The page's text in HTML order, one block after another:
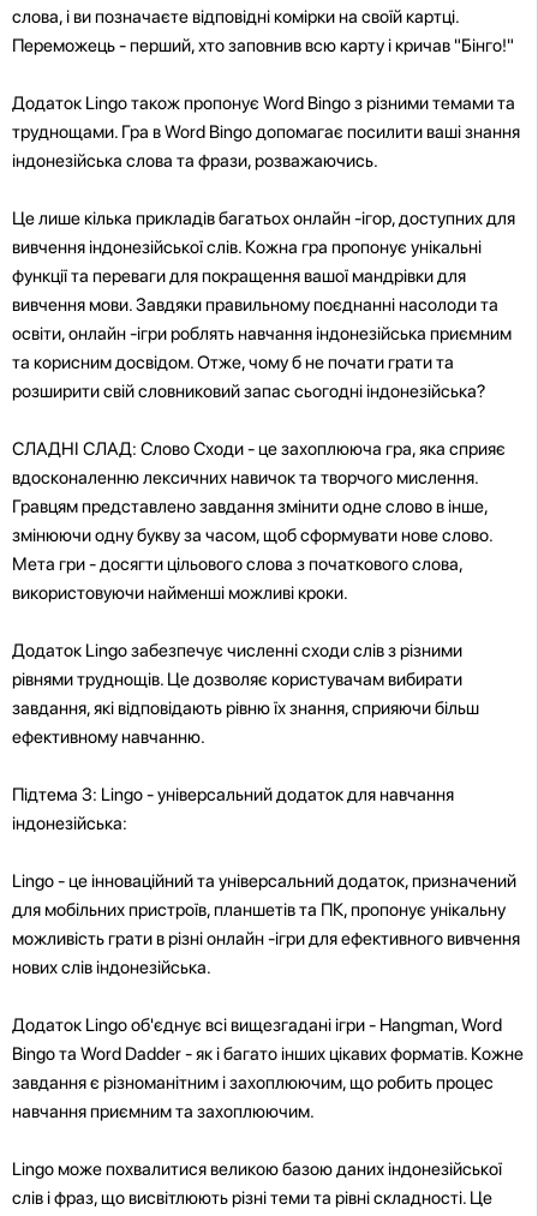
слова, і ви позначаєте відповідні комірки на своїй картці.
Переможець - перший, хто заповнив всю карту і кричав "Бінго!"
Додаток Lingo також пропонує Word Bingo з різними темами та
труднощами. Гра в Word Bingo допомагає посилити ваші знання
індонезійська слова та фрази, розважаючись.
Це лише кілька прикладів багатьох онлайн -ігор, доступних для
вивчення індонезійської слів. Кожна гра пропонує унікальні
функції та переваги для покращення вашої мандрівки для
вивчення мови. Завдяки правильному поєднанні насолоди та
освіти, онлайн -ігри роблять навчання індонезійська приємним
та корисним досвідом. Отже, чому б не почати грати та
розширити свій словниковий запас сьогодні індонезійська?
СЛАДНІ СЛАД: Слово Сходи - це захоплююча гра, яка сприяє
вдосконаленню лексичних навичок та творчого мислення.
Гравцям представлено завдання змінити одне слово в інше,
змінюючи одну букву за часом, щоб сформувати нове слово.
Мета гри - досягти цільового слова з початкового слова,
використовуючи найменші можливі кроки.
Додаток Lingo забезпечує численні сходи слів з різними
рівнями труднощів. Це дозволяє користувачам вибирати
завдання, які відповідають рівню їх знання, сприяючи більш
ефективному навчанню.
Підтема 3: Lingo - універсальний додаток для навчання
індонезійська:
Lingo - це інноваційний та універсальний додаток, призначений
для мобільних пристроїв, планшетів та ПК, пропонує унікальну
можливість грати в різні онлайн -ігри для ефективного вивчення
нових слів індонезійська.
Додаток Lingo об'єднує всі вищезгадані ігри - Hangman, Word
Bingo та Word Dadder - як і багато інших цікавих форматів. Кожне
завдання є різноманітним і захоплюючим, що робить процес
навчання приємним та захоплюючим.
Lingo може похвалитися великою базою даних індонезійської
слів і фраз, що висвітлюють різні теми та рівні складності. Це